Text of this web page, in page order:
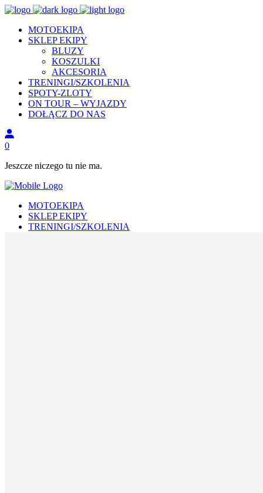
MOTOEKIPA
SKLEP EKIPY
BLUZY
KOSZULKI
AKCESORIA
TRENINGI/SZKOLENIA
SPOTY-ZLOTY
ON TOUR – WYJAZDY
DOŁĄCZ DO NAS
0
Jeszcze niczego tu nie ma.
MOTOEKIPA
SKLEP EKIPY
TRENINGI/SZKOLENIA